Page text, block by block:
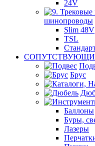
24V
шинопроводы
Slim 48V
TSL
Брус
Баллоны
Буры,
Лазеры